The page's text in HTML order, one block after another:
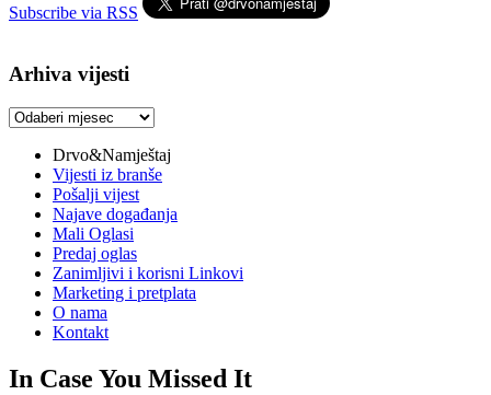
Subscribe via RSS
Arhiva vijesti
Arhiva
Drvo&Namještaj
Vijesti iz branše
Pošalji vijest
Najave događanja
Mali Oglasi
Predaj oglas
Zanimljivi i korisni Linkovi
Marketing i pretplata
O nama
Kontakt
In Case You Missed It